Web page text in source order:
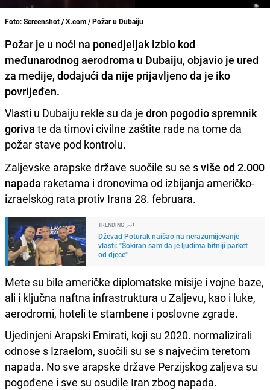
Foto: Screenshot / X.com / Požar u Dubaiju
Požar je u noći na ponedjeljak izbio kod
međunarodnog aerodroma u Dubaiju, objavio je ured
za medije, dodajući da nije prijavljeno da je iko
povrijeđen.
Vlasti u Dubaiju rekle su da je dron pogodio spremnik
goriva te da timovi civilne zaštite rade na tome da
požar stave pod kontrolu.
Zaljevske arapske države suočile su se sviše od 2.000
napada raketama i dronovima od izbijanja američko-
izraelskog rata protiv Irana 28. februara.
TRENDING
Dževad Poturak naišao na nerazumijevanje
vlasti: "Šokiran sam da je ljudima bitniji parket
od djece"
Mete su bile američke diplomatske misije i vojne baze,
ali i ključna naftna infrastruktura u Zaljevu, kao i luke,
aerodromi, hoteli te stambene i poslovne zgrade.
Ujedinjeni Arapski Emirati, koji su 2020. normalizirali
odnose s Izraelom, suočili su se s najvećim teretom
napada. No sve arapske države Perzijskog zaljeva su
pogođene i sve su osudile Iran zbog napada.